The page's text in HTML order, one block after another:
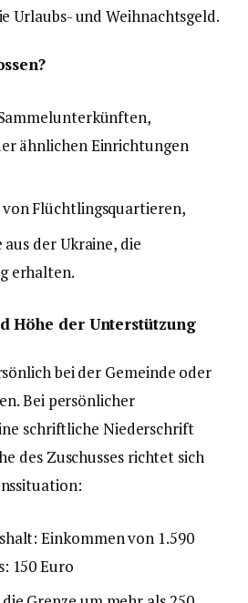
Urlaubs- und Weihnachtsgeld.
ähnlichen Einrichtungen
Flüchtlingsquartieren,
der Ukraine, die
erhalten.
Höhe der Unterstützung
bei der Gemeinde oder
Bei persönlicher
schriftliche Niederschrift
des Zuschusses richtet sich
Einkommen von 1.590
150 Euro